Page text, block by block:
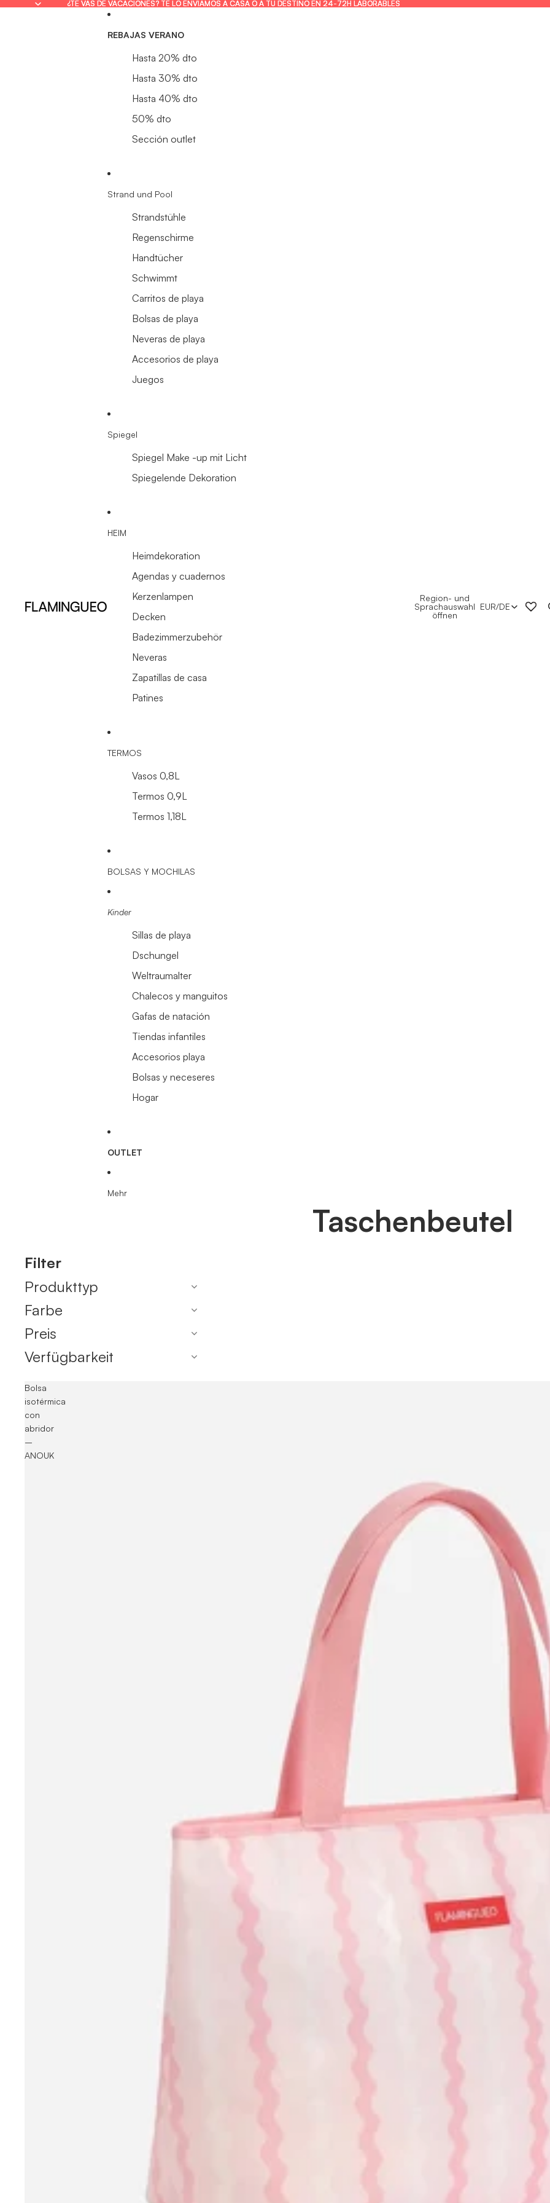
¿TE VAS DE VACACIONES? TE LO ENVIAMOS A CASA O A TU DESTINO EN 24-72H LABORABLES
¿TE VAS DE VACACIONES? TE LO ENVIAMOS A CASA O A TU DESTINO EN 24-72H LABORABLES
REBAJAS VERANO
Hasta 20% dto
Hasta 30% dto
Hasta 40% dto
50% dto
Sección outlet
Strand und Pool
Strandstühle
Regenschirme
Handtücher
Schwimmt
Carritos de playa
Bolsas de playa
Neveras de playa
Accesorios de playa
Juegos
Spiegel
Spiegel Make -up mit Licht
Spiegelende Dekoration
HEIM
Heimdekoration
Agendas y cuadernos
Kerzenlampen
Decken
Badezimmerzubehör
Neveras
Zapatillas de casa
Patines
TERMOS
Vasos 0,8L
Termos 0,9L
Termos 1,18L
BOLSAS Y MOCHILAS
Kinder
Sillas de playa
Dschungel
Weltraumalter
Chalecos y manguitos
Gafas de natación
Tiendas infantiles
Accesorios playa
Bolsas y neceseres
Hogar
OUTLET
Mehr
Region- und
Sprachauswahl
öffnen
EUR/DE
Taschenbeutel
Filter
Produkttyp
Farbe
Preis
Verfügbarkeit
Bolsa
isotérmica
con
abridor
–
ANOUK